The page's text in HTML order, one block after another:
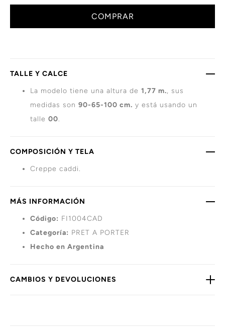
COMPRAR
TALLE Y CALCE
La modelo tiene una altura de 1,77 m., sus
medidas son 90-65-100 cm. y está usando un
talle 00.
COMPOSICIÓN Y TELA
Creppe caddi.
MÁS INFORMACIÓN
Código: FI1004CAD
Categoría: PRET A PORTER
Hecho en Argentina
CAMBIOS Y DEVOLUCIONES